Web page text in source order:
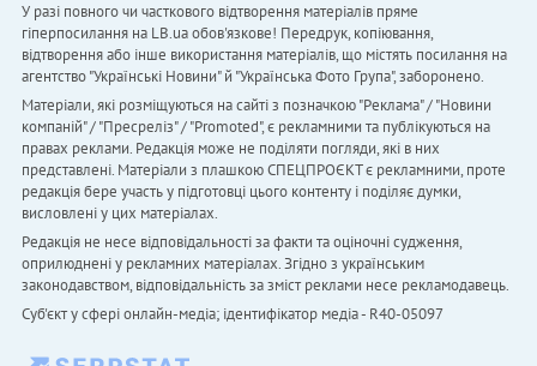
У разі повного чи часткового відтворення матеріалів пряме
гіперпосилання на LB.ua обов'язкове! Передрук, копіювання,
відтворення або інше використання матеріалів, що містять посилання на
агентство "Українськi Новини" й "Українська Фото Група", заборонено.
Матеріали, які розміщуються на сайті з позначкою "Реклама" / "Новини
компаній" / "Пресреліз" / "Promoted", є рекламними та публікуються на
правах реклами. Редакція може не поділяти погляди, які в них
представлені. Матеріали з плашкою СПЕЦПРОЄКТ є рекламними, проте
редакція бере участь у підготовці цього контенту і поділяє думки,
висловлені у цих матеріалах.
Редакція не несе відповідальності за факти та оціночні судження,
оприлюднені у рекламних матеріалах. Згідно з українським
законодавством, відповідальність за зміст реклами несе рекламодавець.
Cуб'єкт у сфері онлайн-медіа; ідентифікатор медіа - R40-05097